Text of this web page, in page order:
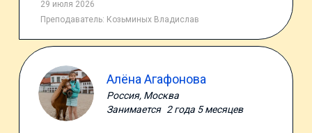
29 июля 2026
Преподаватель: Козьминых Владислав
Алёна Агафонова
Россия, Москва
Занимается 2 года 5 месяцев